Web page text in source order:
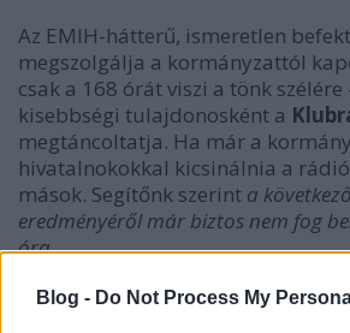
Blog - Do Not Process My
Az EMIH-hátterű, ismeretlen
megszolgálja a kormányzattól
csak a 168 órát viszi a tönk szélére
kisebbségi tulajdonosként a
megtáncoltatja. Ha már a
hivatalnokokkal kicsinálnia a
mások. Segítőnk szerint a
eredményéről már biztos nem fog
óra.
A jelentősebb hetilapok közül